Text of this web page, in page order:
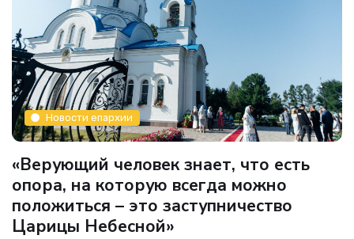
Новости епархии
«Верующий человек знает, что есть
опора, на которую всегда можно
положиться – это заступничество
Царицы Небесной»